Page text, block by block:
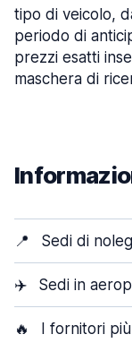
tipo di veicolo,
periodo di
prezzi esatti
maschera di
📍 Sedi di
✈️ Sedi in
🔥 I fornitori